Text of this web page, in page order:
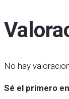
No hay
Sé el primero